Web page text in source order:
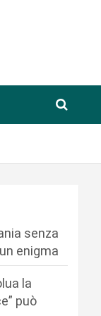
senza
enigma
la
può